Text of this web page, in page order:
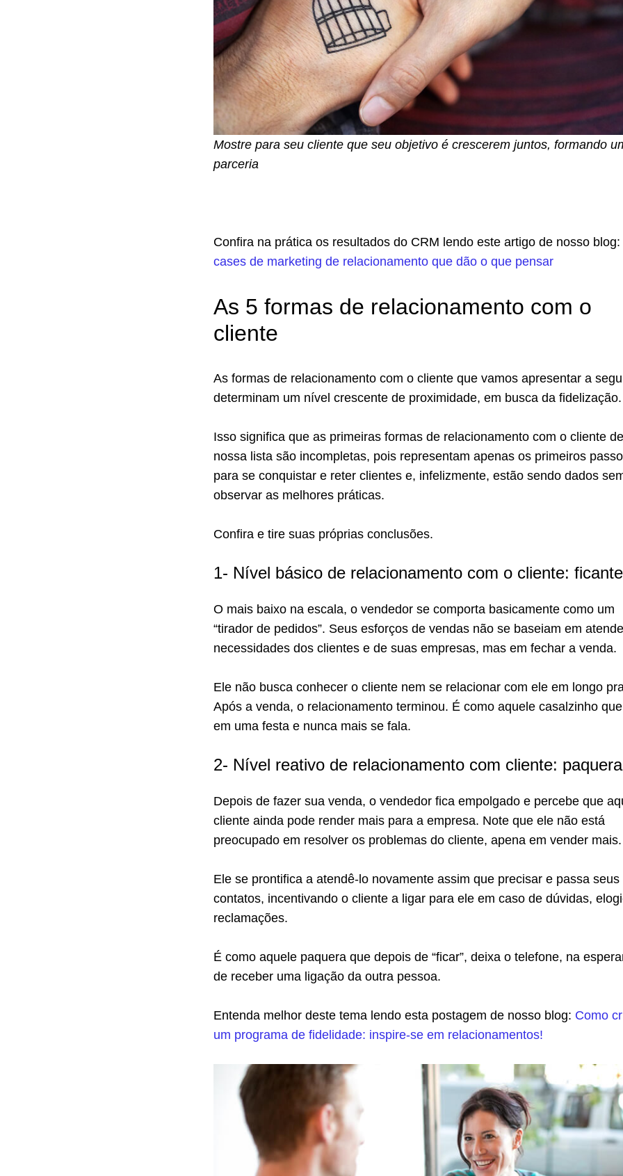
Mostre para seu cliente que seu objetivo é crescerem juntos, formando
parceria
Confira na prática os resultados do CRM lendo este artigo de nosso blog:
cases de marketing de relacionamento que dão o que pensar
As 5 formas de relacionamento com o
cliente
As formas de relacionamento com o cliente que vamos apresentar a
determinam um nível crescente de proximidade, em busca da fidelização.
Isso significa que as primeiras formas de relacionamento com o cliente de
nossa lista são incompletas, pois representam apenas os primeiros
para se conquistar e reter clientes e, infelizmente, estão sendo dados
observar as melhores práticas.
Confira e tire suas próprias conclusões.
1- Nível básico de relacionamento com o cliente: ficante
O mais baixo na escala, o vendedor se comporta basicamente como um
“tirador de pedidos”. Seus esforços de vendas não se baseiam em
necessidades dos clientes e de suas empresas, mas em fechar a venda.
Ele não busca conhecer o cliente nem se relacionar com ele em longo
Após a venda, o relacionamento terminou. É como aquele casalzinho que
em uma festa e nunca mais se fala.
2- Nível reativo de relacionamento com cliente: paquera
Depois de fazer sua venda, o vendedor fica empolgado e percebe que
cliente ainda pode render mais para a empresa. Note que ele não está
preocupado em resolver os problemas do cliente, apena em vender mais.
Ele se prontifica a atendê-lo novamente assim que precisar e passa seus
contatos, incentivando o cliente a ligar para ele em caso de dúvidas,
reclamações.
É como aquele paquera que depois de “ficar”, deixa o telefone, na
de receber uma ligação da outra pessoa.
Entenda melhor deste tema lendo esta postagem de nosso blog: Como
um programa de fidelidade: inspire-se em relacionamentos!